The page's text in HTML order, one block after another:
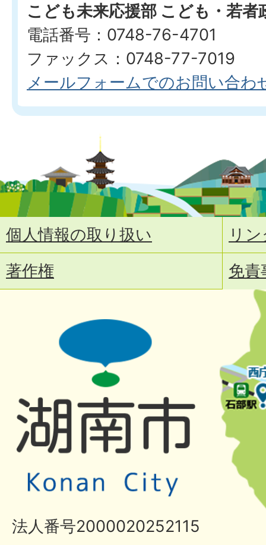
こども未来応援部 こども・若者
電話番号：0748-76-4701
ファックス：0748-77-7019
メールフォームでのお問い合わ
個人情報の取り扱い
リ
著作権
免責
法人番号2000020252115